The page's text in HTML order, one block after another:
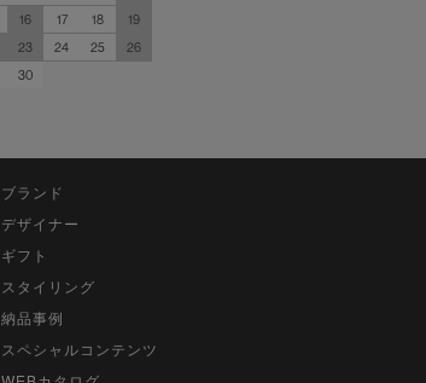
16 17 18
19
23 24 25
26
30
ブランド
デザイナー
ギフト
スタイリング
納品事例
スペシャルコンテンツ